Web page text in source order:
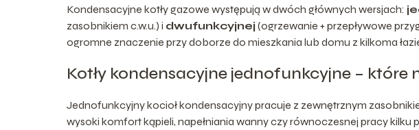
Kondensacyjne kotły gazowe występują w dwóch głównych wersjach:
zasobnikiem c.w.u.) i dwufunkcyjnej (ogrzewanie + przepływowe
ogromne znaczenie przy doborze do mieszkania lub domu z kilkoma
Kotły kondensacyjne jednofunkcyjne –
Jednofunkcyjny kocioł kondensacyjny pracuje z zewnętrznym
wysoki komfort kąpieli, napełniania wanny czy równoczesnej pracy